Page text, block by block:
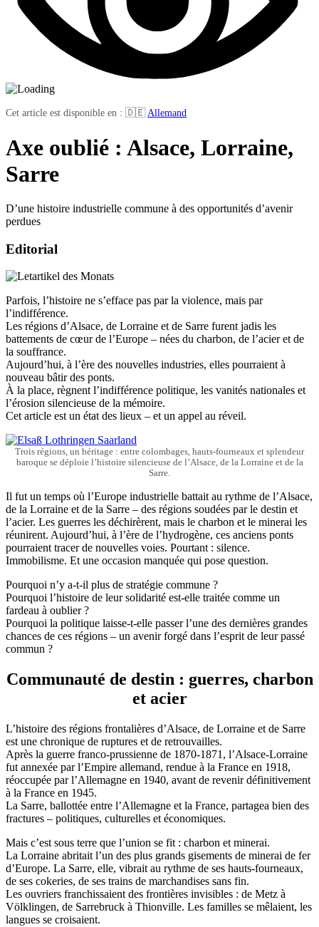
Cet article est disponible en : 🇩🇪Allemand
Axe oublié : Alsace, Lorraine,
Sarre
D’une histoire industrielle commune à des opportunités d’avenir
perdues
Editorial
Parfois, l’histoire ne s’efface pas par la violence, mais par
l’indifférence.
Les régions d’Alsace, de Lorraine et de Sarre furent jadis les
battements de cœur de l’Europe – nées du charbon, de l’acier et de
la souffrance.
Aujourd’hui, à l’ère des nouvelles industries, elles pourraient à
nouveau bâtir des ponts.
À la place, règnent l’indifférence politique, les vanités nationales et
l’érosion silencieuse de la mémoire.
Cet article est un état des lieux – et un appel au réveil.
Trois régions, un héritage : entre colombages, hauts-fourneaux et splendeur
baroque se déploie l’histoire silencieuse de l’Alsace, de la Lorraine et de la
Sarre.
Il fut un temps où l’Europe industrielle battait au rythme de l’Alsace,
de la Lorraine et de la Sarre – des régions soudées par le destin et
l’acier. Les guerres les déchirèrent, mais le charbon et le minerai les
réunirent. Aujourd’hui, à l’ère de l’hydrogène, ces anciens ponts
pourraient tracer de nouvelles voies. Pourtant : silence.
Immobilisme. Et une occasion manquée qui pose question.
Pourquoi n’y a-t-il plus de stratégie commune ?
Pourquoi l’histoire de leur solidarité est-elle traitée comme un
fardeau à oublier ?
Pourquoi la politique laisse-t-elle passer l’une des dernières grandes
chances de ces régions – un avenir forgé dans l’esprit de leur passé
commun ?
Communauté de destin : guerres, charbon
et acier
L’histoire des régions frontalières d’Alsace, de Lorraine et de Sarre
est une chronique de ruptures et de retrouvailles.
Après la guerre franco-prussienne de 1870-1871, l’Alsace-Lorraine
fut annexée par l’Empire allemand, rendue à la France en 1918,
réoccupée par l’Allemagne en 1940, avant de revenir définitivement
à la France en 1945.
La Sarre, ballottée entre l’Allemagne et la France, partagea bien des
fractures – politiques, culturelles et économiques.
Mais c’est sous terre que l’union se fit : charbon et minerai.
La Lorraine abritait l’un des plus grands gisements de minerai de fer
d’Europe. La Sarre, elle, vibrait au rythme de ses hauts-fourneaux,
de ses cokeries, de ses trains de marchandises sans fin.
Les ouvriers franchissaient des frontières invisibles : de Metz à
Völklingen, de Sarrebruck à Thionville. Les familles se mêlaient, les
langues se croisaient.